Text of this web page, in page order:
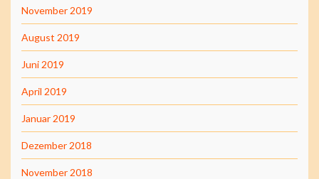
November 2019
August 2019
Juni 2019
April 2019
Januar 2019
Dezember 2018
November 2018